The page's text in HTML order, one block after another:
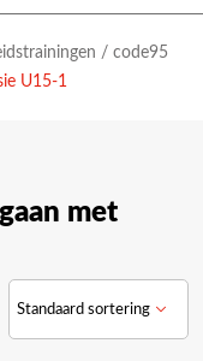
/ code95
U15-1
met